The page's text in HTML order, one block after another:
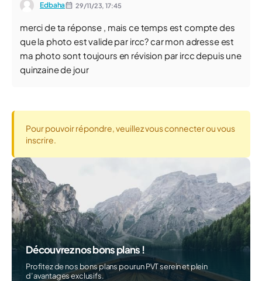
Edbaha 29/11/23,17:45
merci de ta réponse , mais ce temps est compte des
que la photo est valide par ircc? car mon adresse est
ma photo sont toujours en révision par ircc depuis une
quinzaine de jour
Pour pouvoir répondre, veuillez vous connecter ou vous
inscrire.
Découvrez nos bons plans !
Profitez de nos bons plans pour un PVT serein et plein
d’avantages exclusifs.